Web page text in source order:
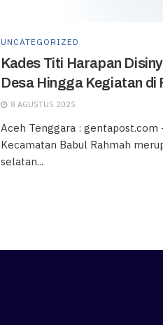
UNCATEGORIZED
Kades Titi Harapan
Desa Hingga Kegiatan di
8 AGUSTUS 2025
Aceh Tenggara : gentapost.com
Kecamatan Babul Rahmah
selatan...